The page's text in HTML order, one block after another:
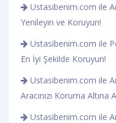
Ustasibenim.com ile
Yenileyin ve Koruyun!
Ustasibenim.com ile
En İyi Şekilde Koruyun!
Ustasibenim.com ile
Aracınızı Koruma Altına
Ustasibenim.com ile